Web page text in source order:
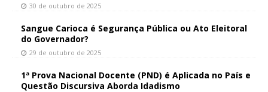
30 de outubro de 2025
Sangue Carioca é Segurança Pública ou Ato Eleitoral
do Governador?
29 de outubro de 2025
1ª Prova Nacional Docente (PND) é Aplicada no País e
Questão Discursiva Aborda Idadismo